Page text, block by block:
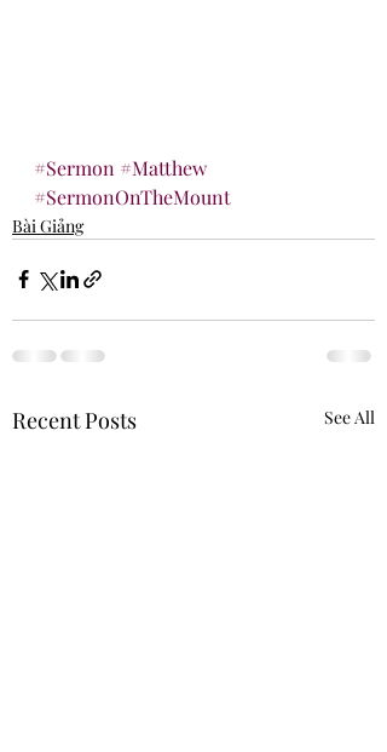
#Sermon #Matthew
#SermonOnTheMount
Bài Giảng
Recent Posts See All